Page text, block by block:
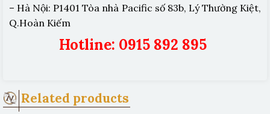
– Hà Nội: P1401 Tòa nhà Pacific số 83b, Lý Thường Kiệt,
Q.Hoàn Kiếm
Hotline: 0915 892 895
Related products